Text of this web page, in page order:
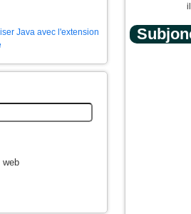
Java avec l'extension
web